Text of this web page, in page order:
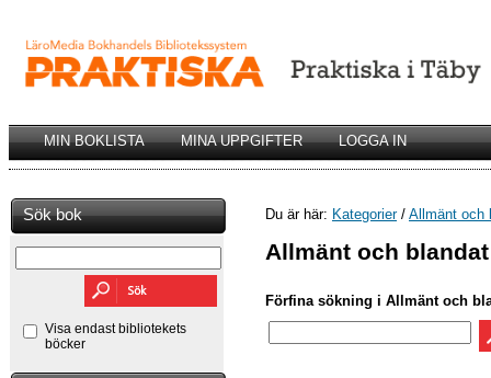
MIN BOKLISTA MINA UPPGIFTER LOGGA IN
Sök bok
Visa endast bibliotekets
böcker
Du är här: Kategorier/ Allmänt och
Allmänt och
Förfina sökning i Allmänt och